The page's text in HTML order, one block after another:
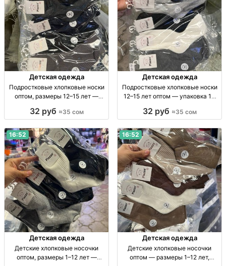
Детская одежда
Подростковые хлопковые носки
оптом, размеры 12–15 лет —
для подростков 12–15 лет, уп. 10
32 руб ≈35 сом
Детская одежда
Подростковые хлопковые носки
12–15 лет оптом — упаковка 10
15 лет, уп. 10 шт., опт.
32 руб ≈35 сом
16:52
Детская одежда
Детские хлопковые носочки
оптом, размеры 1–12 лет —
16:52
Детская одежда
Детские хлопковые носочки
оптом — размеры 1–12 лет,